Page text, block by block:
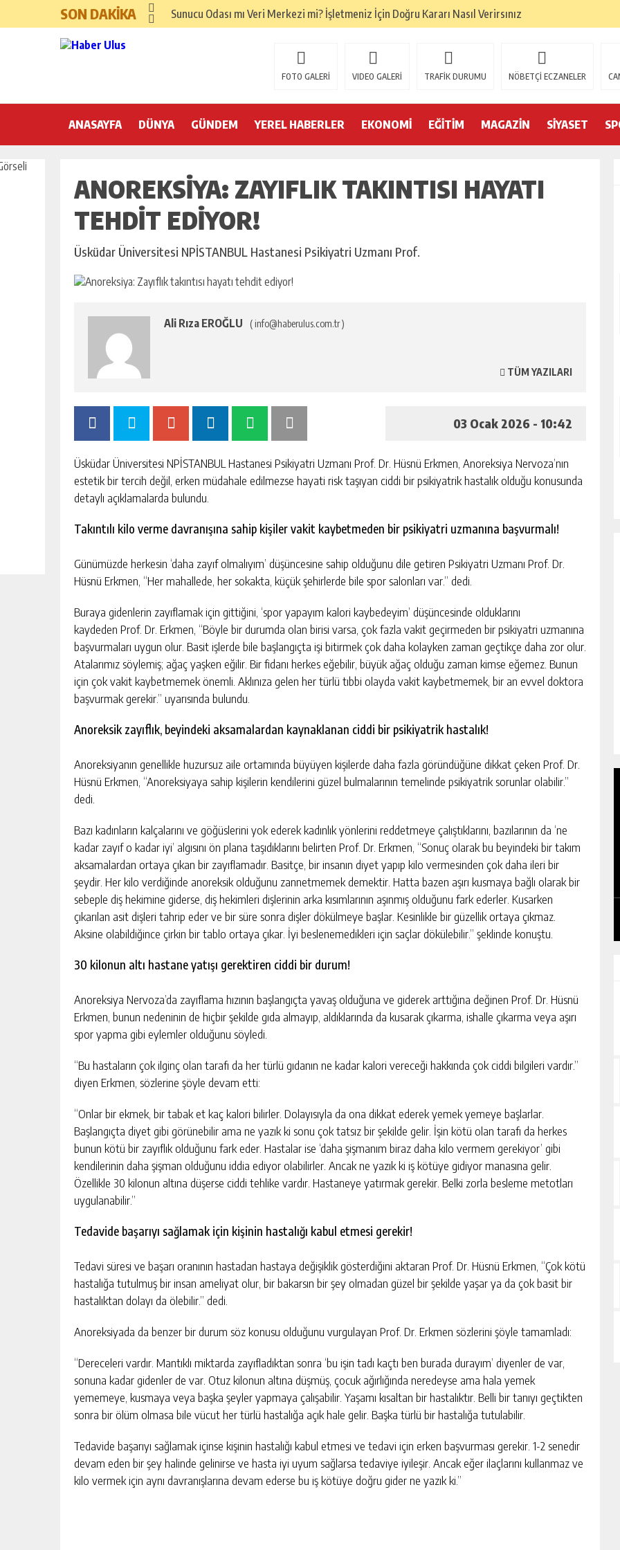
SON DAKİKA Sunucu Odası mı Veri Merkezi mi? İşletmeniz İçin Doğru Kararı Nasıl Verirsınız
FOTO GALERİ VIDEO GALERİ TRAFİK DURUMU NÖBETÇİ ECZANELER
ANASAYFA DÜNYA GÜNDEM YEREL HABERLER EKONOMİ EĞİTİM MAGAZİN SİYASET
ANOREKSIYA: ZAYIFLIK TAKINTISI HAYATI
TEHDIT EDIYOR!
Üsküdar Üniversitesi NPİSTANBUL Hastanesi Psikiyatri Uzmanı Prof.
Ali Rıza EROĞLU ( info@haberulus.com.tr )
TÜM YAZILARI
03 Ocak 2026 - 10:42
Üsküdar Üniversitesi NPİSTANBUL Hastanesi Psikiyatri Uzmanı Prof. Dr. Hüsnü Erkmen, Anoreksiya Nervoza’nın
estetik bir tercih değil, erken müdahale edilmezse hayati risk taşıyan ciddi bir psikiyatrik hastalık olduğu konusunda
detaylı açıklamalarda bulundu.
Takıntılı kilo verme davranışına sahip kişiler vakit kaybetmeden bir psikiyatri uzmanına başvurmalı!
Günümüzde herkesin ‘daha zayıf olmalıyım’ düşüncesine sahip olduğunu dile getiren Psikiyatri Uzmanı Prof. Dr.
Hüsnü Erkmen, “Her mahallede, her sokakta, küçük şehirlerde bile spor salonları var.” dedi.
Buraya gidenlerin zayıflamak için gittiğini, ‘spor yapayım kalori kaybedeyim’ düşüncesinde olduklarını
kaydeden Prof. Dr. Erkmen, “Böyle bir durumda olan birisi varsa, çok fazla vakit geçirmeden bir psikiyatri uzmanına
başvurmaları uygun olur. Basit işlerde bile başlangıçta işi bitirmek çok daha kolayken zaman geçtikçe daha zor olur.
Atalarımız söylemiş; ağaç yaşken eğilir. Bir fidanı herkes eğebilir, büyük ağaç olduğu zaman kimse eğemez. Bunun
için çok vakit kaybetmemek önemli. Aklınıza gelen her türlü tıbbi olayda vakit kaybetmemek, bir an evvel doktora
başvurmak gerekir.” uyarısında bulundu.
Anoreksik zayıflık, beyindeki aksamalardan kaynaklanan ciddi bir psikiyatrik hastalık!
Anoreksiyanın genellikle huzursuz aile ortamında büyüyen kişilerde daha fazla göründüğüne dikkat çeken Prof. Dr.
Hüsnü Erkmen, “Anoreksiyaya sahip kişilerin kendilerini güzel bulmalarının temelinde psikiyatrik sorunlar olabilir.”
dedi.
Bazı kadınların kalçalarını ve göğüslerini yok ederek kadınlık yönlerini reddetmeye çalıştıklarını, bazılarının da ‘ne
kadar zayıf o kadar iyi’ algısını ön plana taşıdıklarını belirten Prof. Dr. Erkmen, “Sonuç olarak bu beyindeki bir takım
aksamalardan ortaya çıkan bir zayıflamadır. Basitçe, bir insanın diyet yapıp kilo vermesinden çok daha ileri bir
şeydir. Her kilo verdiğinde anoreksik olduğunu zannetmemek demektir. Hatta bazen aşırı kusmaya bağlı olarak bir
sebeple diş hekimine giderse, diş hekimleri dişlerinin arka kısımlarının aşınmış olduğunu fark ederler. Kusarken
çıkarılan asit dişleri tahrip eder ve bir süre sonra dişler dökülmeye başlar. Kesinlikle bir güzellik ortaya çıkmaz.
Aksine olabildiğince çirkin bir tablo ortaya çıkar. İyi beslenemedikleri için saçlar dökülebilir.” şeklinde konuştu.
30 kilonun altı hastane yatışı gerektiren ciddi bir durum!
Anoreksiya Nervoza’da zayıflama hızının başlangıçta yavaş olduğuna ve giderek arttığına değinen Prof. Dr. Hüsnü
Erkmen, bunun nedeninin de hiçbir şekilde gıda almayıp, aldıklarında da kusarak çıkarma, ishalle çıkarma veya aşırı
spor yapma gibi eylemler olduğunu söyledi.
“Bu hastaların çok ilginç olan tarafı da her türlü gıdanın ne kadar kalori vereceği hakkında çok ciddi bilgileri vardır.”
diyen Erkmen, sözlerine şöyle devam etti:
“Onlar bir ekmek, bir tabak et kaç kalori bilirler. Dolayısıyla da ona dikkat ederek yemek yemeye başlarlar.
Başlangıçta diyet gibi görünebilir ama ne yazık ki sonu çok tatsız bir şekilde gelir. İşin kötü olan tarafı da herkes
bunun kötü bir zayıflık olduğunu fark eder. Hastalar ise ‘daha şişmanım biraz daha kilo vermem gerekiyor’ gibi
kendilerinin daha şişman olduğunu iddia ediyor olabilirler. Ancak ne yazık ki iş kötüye gidiyor manasına gelir.
Özellikle 30 kilonun altına düşerse ciddi tehlike vardır. Hastaneye yatırmak gerekir. Belki zorla besleme metotları
uygulanabilir.”
Tedavide başarıyı sağlamak için kişinin hastalığı kabul etmesi gerekir!
Tedavi süresi ve başarı oranının hastadan hastaya değişiklik gösterdiğini aktaran Prof. Dr. Hüsnü Erkmen, “Çok kötü
hastalığa tutulmuş bir insan ameliyat olur, bir bakarsın bir şey olmadan güzel bir şekilde yaşar ya da çok basit bir
hastalıktan dolayı da ölebilir.” dedi.
Anoreksiyada da benzer bir durum söz konusu olduğunu vurgulayan Prof. Dr. Erkmen sözlerini şöyle tamamladı:
“Dereceleri vardır. Mantıklı miktarda zayıfladıktan sonra ‘bu işin tadı kaçtı ben burada durayım’ diyenler de var,
sonuna kadar gidenler de var. Otuz kilonun altına düşmüş, çocuk ağırlığında neredeyse ama hala yemek
yememeye, kusmaya veya başka şeyler yapmaya çalışabilir. Yaşamı kısaltan bir hastalıktır. Belli bir tanıyı geçtikten
sonra bir ölüm olmasa bile vücut her türlü hastalığa açık hale gelir. Başka türlü bir hastalığa tutulabilir.
Tedavide başarıyı sağlamak içinse kişinin hastalığı kabul etmesi ve tedavi için erken başvurması gerekir. 1-2 senedir
devam eden bir şey halinde gelinirse ve hasta iyi uyum sağlarsa tedaviye iyileşir. Ancak eğer ilaçlarını kullanmaz ve
kilo vermek için aynı davranışlarına devam ederse bu iş kötüye doğru gider ne yazık ki.”